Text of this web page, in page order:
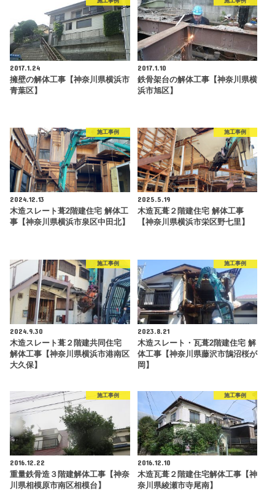
2017.1.24
擁壁の解体工事【神奈川県横浜市
青葉区】
2017.1.10
鉄骨架台の解体工事【神奈川県横
浜市旭区】
施工事例
2024.12.13
木造スレート葺2階建住宅 解体工
事【神奈川県横浜市泉区中田北】
施工事例
2025.5.19
木造瓦葺２階建住宅 解体工事
【神奈川県横浜市栄区野七里】
施工事例
2024.9.30
木造スレート葺２階建共同住宅
解体工事【神奈川県横浜市港南区
大久保】
施工事例
2023.8.21
木造スレート・瓦葺2階建住宅 解
体工事【神奈川県藤沢市鵠沼桜が
岡】
施工事例
2016.12.22
重量鉄骨造３階建解体工事【神奈
川県相模原市南区相模台】
施工事例
2016.12.10
木造瓦葺２階建住宅解体工事【神
奈川県綾瀬市寺尾南】